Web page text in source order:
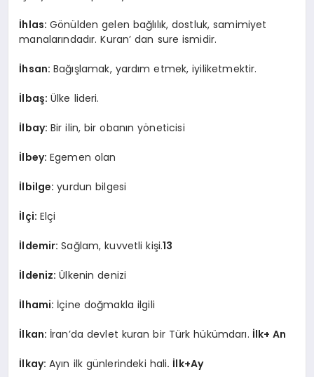
İhlas:Gönülden gelen bağlılık, dostluk, samimiyet
manalarındadır. Kuran’ dan sure ismidir.
İhsan:Bağışlamak, yardım etmek, iyiliketmektir.
İlbaş:Ülke lideri.
İlbay:Bir ilin, bir obanın yöneticisi
İlbey:Egemen olan
İlbilge:yurdun bilgesi
İlçi: Elçi
İldemir:Sağlam, kuvvetli kişi.13
İldeniz:Ülkenin denizi
İlhami: İçine doğmakla ilgili
İlkan: İran’da devlet kuran bir Türk hükümdarı. İlk+ An
İlkay:Ayın ilk günlerindeki hali. İlk+Ay